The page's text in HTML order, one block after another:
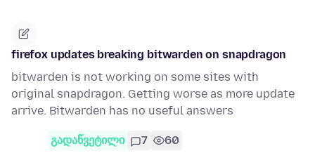
firefox updates breaking bitwarden on snapdragon
bitwarden is not working on some sites with
original snapdragon. Getting worse as more update
arrive. Bitwarden has no useful answers
გადაწვეტილი 7 60